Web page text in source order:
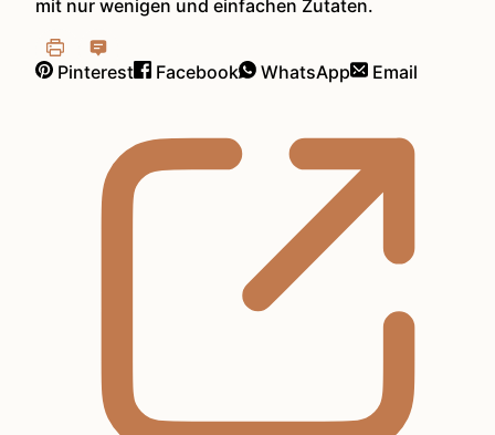
mit nur wenigen und einfachen Zutaten.
Pinterest Facebook WhatsApp Email